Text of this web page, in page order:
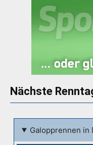
Nächste
Galopprennen in